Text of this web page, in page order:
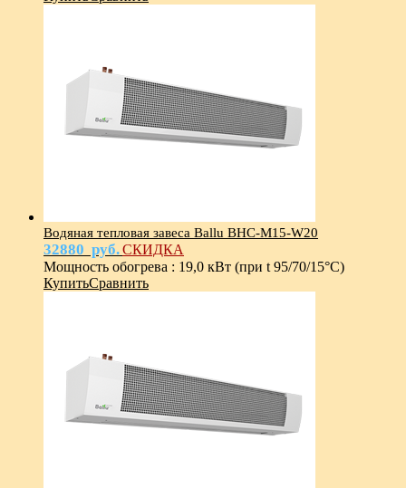
Водяная тепловая завеса Ballu BHC-M15-W20
32880 руб.СКИДКА
Мощность обогрева : 19,0 кВт (при t 95/70/15°С)
КупитьСравнить